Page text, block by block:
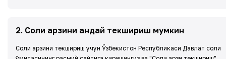
2. Солиқ қарзини қандай текшириш мумкин
Солиқ қарзини текшириш учун Ўзбекистон Республикаси Давлат солиқ